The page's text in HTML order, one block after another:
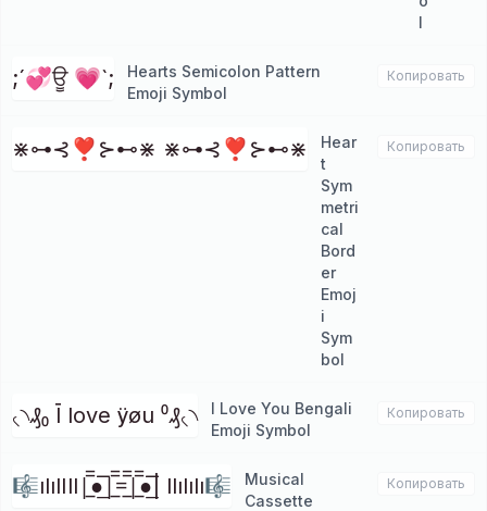
l
;´💞ਊ 💗`;
Hearts Semicolon Pattern
Emoji Symbol
Копировать
⋇⊶⊰❣⊱⊷⋇ ⋇⊶⊰❣⊱⊷⋇
Hear
t
Sym
metri
cal
Bord
er
Emoj
i
Sym
bol
Копировать
৻৲₰₀ Ī love ÿøu ⁰₰৻৲
I Love You Bengali
Emoji Symbol
Копировать
🎼ılılIll|̲̅̅●̲̅̅|̲̅̅=̲̅̅|̲̅̅●̲̅̅| llılılı🎼
Musical
Cassette
Копировать